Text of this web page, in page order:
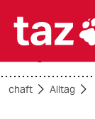
Alltag